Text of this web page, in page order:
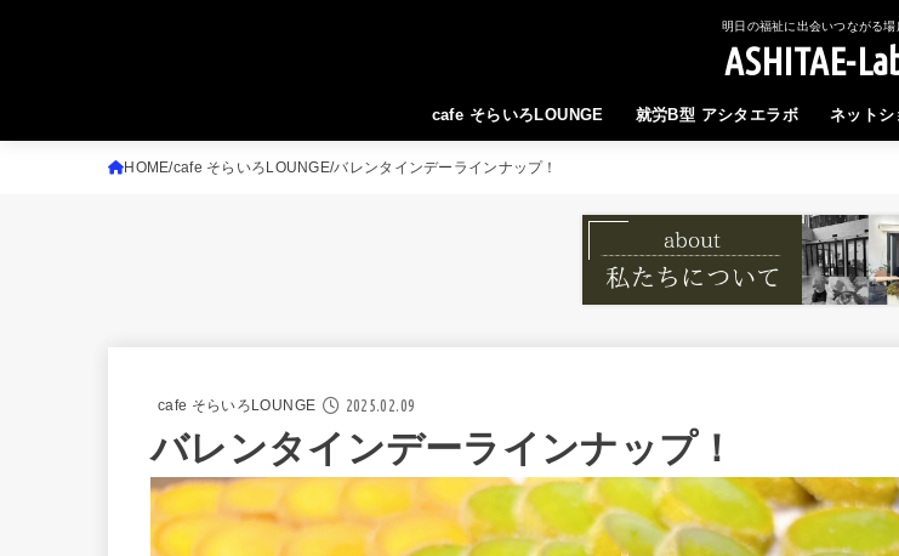
明日の福祉に出会いつながる場
ASHITAE-
cafe そらいろLOUNGE 就労B型 アシタエラボ ネットシ
HOME cafe そらいろLOUNGE バレンタインデーラインナップ！
cafe そらいろLOUNGE 2025.02.09
バレンタインデーラインナップ！